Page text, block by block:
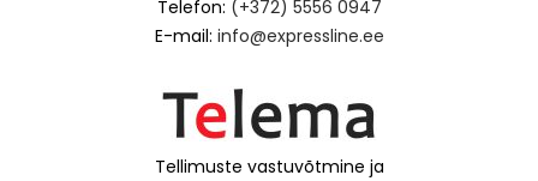
Telefon: (+372) 5556 0947
E-mail: info@expressline.ee
Tellimuste vastuvõtmine ja